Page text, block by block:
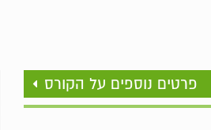
פרטים נוספים על הקורס